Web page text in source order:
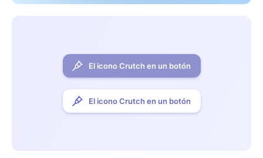
El icono Crutch en un botón
El icono Crutch en un botón